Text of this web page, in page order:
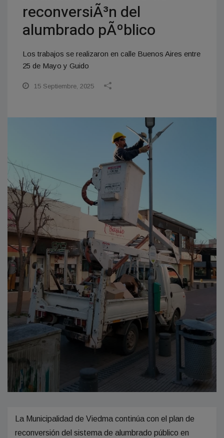
reconversiÃ³n del
alumbrado pÃºblico
Los trabajos se realizaron en calle Buenos Aires entre
25 de Mayo y Guido
15 Septiembre, 2025
La Municipalidad de Viedma continúa con el plan de
reconversión del sistema de alumbrado público en